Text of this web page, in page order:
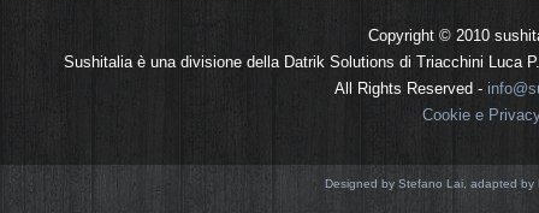
Copyright © 2010
Sushitalia è una divisione della Datrik Solutions di Triacchini Luca
All Rights Reserved -
Cookie e
Designed by Stefano Lai, adapted by